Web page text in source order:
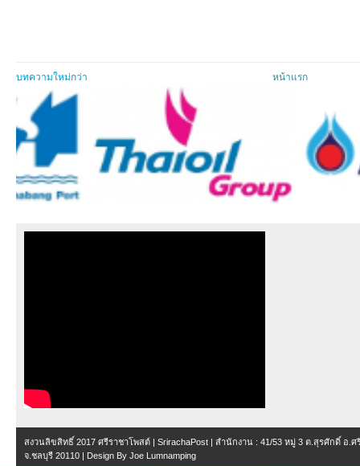
บทความใหม่กว่า หน้าแรก
สงวนลิขสิทธิ์ 2017 ศรีราชาโพสต์ | SrirachaPost | สำนักงาน : 41/53 หมู่ 3 ต.สุรศักดิ์ อ.ศ
จ.ชลบุรี 20110 | Design By Joe Lumnamping